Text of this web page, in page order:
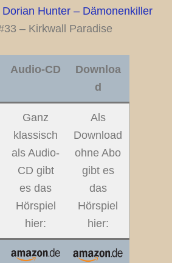
Dorian Hunter – Dämonenkiller
– Kirkwall Paradise
Audio-CD
Downloa
d
Ganz
klassisch
als Audio-
CD gibt
es das
Hörspiel
hier:
Als
Download
ohne Abo
gibt es
das
Hörspiel
hier: